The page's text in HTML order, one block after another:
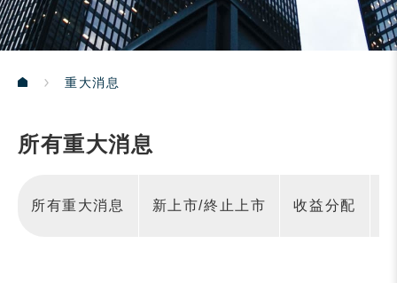
重大消息
所有重大消息
所有重大消息 新上市/終止上市 收益分配